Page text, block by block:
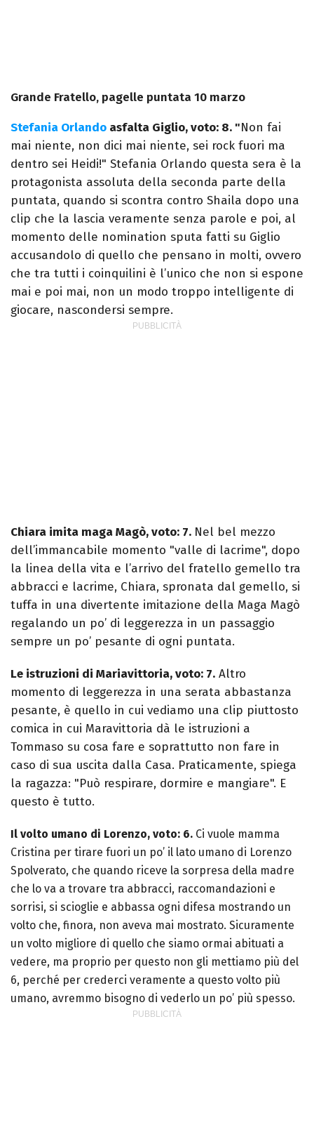
Grande Fratello, pagelle puntata 10 marzo
Stefania Orlando asfalta Giglio, voto: 8. "Non fai
mai niente, non dici mai niente, sei rock fuori ma
dentro sei Heidi!" Stefania Orlando questa sera è la
protagonista assoluta della seconda parte della
puntata, quando si scontra contro Shaila dopo una
clip che la lascia veramente senza parole e poi, al
momento delle nomination sputa fatti su Giglio
accusandolo di quello che pensano in molti, ovvero
che tra tutti i coinquilini è l’unico che non si espone
mai e poi mai, non un modo troppo intelligente di
giocare, nascondersi sempre.
Chiara imita maga Magò, voto: 7. Nel bel mezzo
dell’immancabile momento "valle di lacrime", dopo
la linea della vita e l’arrivo del fratello gemello tra
abbracci e lacrime, Chiara, spronata dal gemello, si
tuffa in una divertente imitazione della Maga Magò
regalando un po’ di leggerezza in un passaggio
sempre un po’ pesante di ogni puntata.
Le istruzioni di Mariavittoria, voto: 7. Altro
momento di leggerezza in una serata abbastanza
pesante, è quello in cui vediamo una clip piuttosto
comica in cui Maravittoria dà le istruzioni a
Tommaso su cosa fare e soprattutto non fare in
caso di sua uscita dalla Casa. Praticamente, spiega
la ragazza: "Può respirare, dormire e mangiare". E
questo è tutto.
Il volto umano di Lorenzo, voto: 6. Ci vuole mamma
Cristina per tirare fuori un po’ il lato umano di Lorenzo
Spolverato, che quando riceve la sorpresa della madre
che lo va a trovare tra abbracci, raccomandazioni e
sorrisi, si scioglie e abbassa ogni difesa mostrando un
volto che, finora, non aveva mai mostrato. Sicuramente
un volto migliore di quello che siamo ormai abituati a
vedere, ma proprio per questo non gli mettiamo più del
6, perché per crederci veramente a questo volto più
umano, avremmo bisogno di vederlo un po’ più spesso.